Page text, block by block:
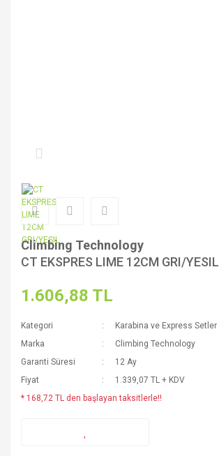
Climbing Technology
CT EKSPRES LIME 12CM GRI/YESIL
1.606,88 TL
Kategori
Karabina ve Express Setler
Marka
Climbing Technology
Garanti Süresi
12 Ay
Fiyat
1.339,07 TL + KDV
* 168,72 TL den başlayan taksitlerle!!